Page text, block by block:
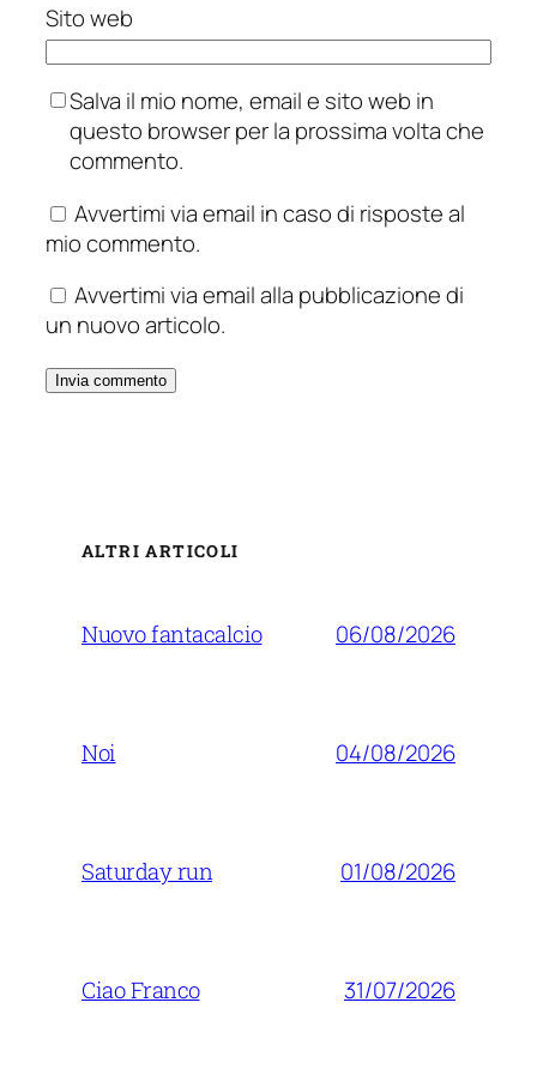
Sito web
Salva il mio nome, email e sito web in
questo browser per la prossima volta che
commento.
Avvertimi via email in caso di risposte al
mio commento.
Avvertimi via email alla pubblicazione di
un nuovo articolo.
ALTRI ARTICOLI
Nuovo fantacalcio 06/08/2026
Noi 04/08/2026
Saturday run 01/08/2026
Ciao Franco 31/07/2026